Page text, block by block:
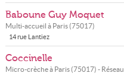
Baboune Guy Moquet
Multi-accueil à Paris(75017)
14 rue Lantiez
Coccinelle
Micro-crèche à Paris(75017) - Réseau